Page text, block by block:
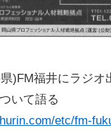
)FM福井にラジオ
いて語る
etc/fm-